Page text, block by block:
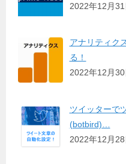
2022年12月31
アナリティク
る！
2022年12月30
ツイッターで
(botbird)…
2022年12月28